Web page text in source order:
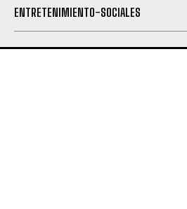
ENTRETENIMIENTO-SOCIALES